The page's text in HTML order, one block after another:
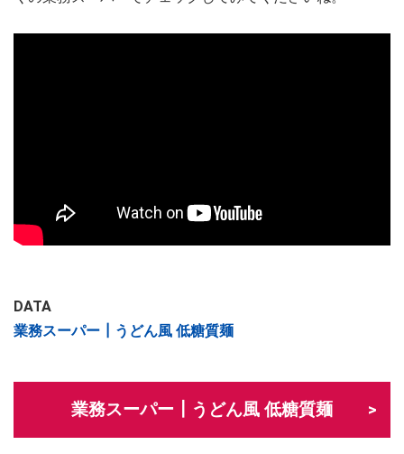
DATA
業務スーパー┃うどん風 低糖質麺
業務スーパー┃うどん風 低糖質麺